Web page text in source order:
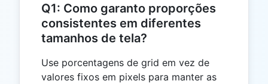
Q1: Como garanto proporções
consistentes em diferentes
tamanhos de tela?
Use porcentagens de grid em vez de
valores fixos em pixels para manter as